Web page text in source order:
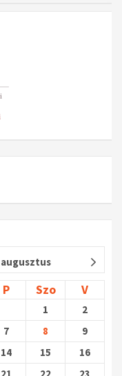
augusztus
P Szo V
1
2
7 8
9
14 15
16